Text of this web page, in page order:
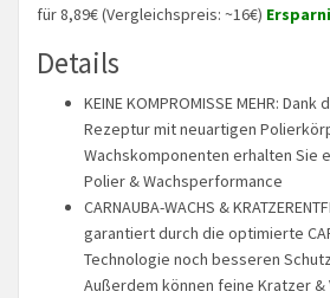
für 8,89€ (Vergleichspreis: ~16€)
Details
KEINE KOMPROMISSE MEHR:
Rezeptur mit neuartigen
Wachskomponenten erhalten Sie
Polier & Wachsperformance
CARNAUBA-WACHS &
garantiert durch die optimierte
Technologie noch besseren
Außerdem können feine Kratzer